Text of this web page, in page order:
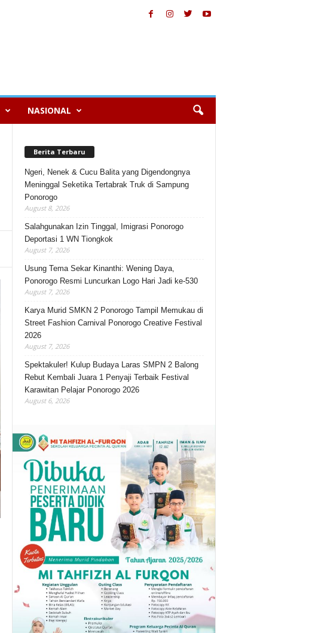
NASIONAL
Berita Terbaru
Ngeri, Nenek & Cucu Balita yang Digendongnya
Meninggal Seketika Tertabrak Truk di Sampung
Ponorogo
August 8, 2026
Salahgunakan Izin Tinggal, Imigrasi Ponorogo
Deportasi 1 WN Tiongkok
August 7, 2026
Usung Tema Sekar Kinanthi: Wening Daya,
Ponorogo Resmi Luncurkan Logo Hari Jadi ke-530
August 7, 2026
Karya Murid SMKN 2 Ponorogo Tampil Memukau di
Street Fashion Carnival Ponorogo Creative Festival
2026
August 7, 2026
Spektakuler! Kulup Budaya Laras SMPN 2 Balong
Rebut Kembali Juara 1 Penyaji Terbaik Festival
Karawitan Pelajar Ponorogo 2026
August 6, 2026